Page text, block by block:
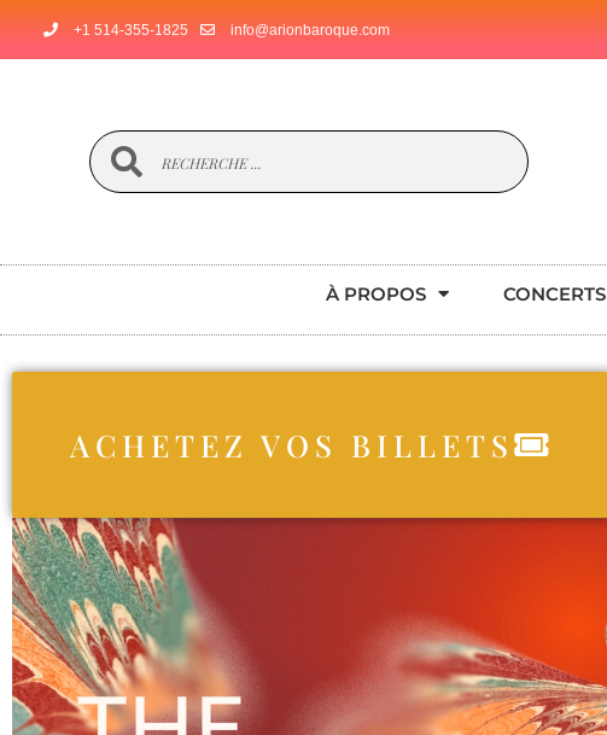
+1 514-355-1825 info@arionbaroque.com
À PROPOS CONCERTS
ACHETEZ VOS BILLETS